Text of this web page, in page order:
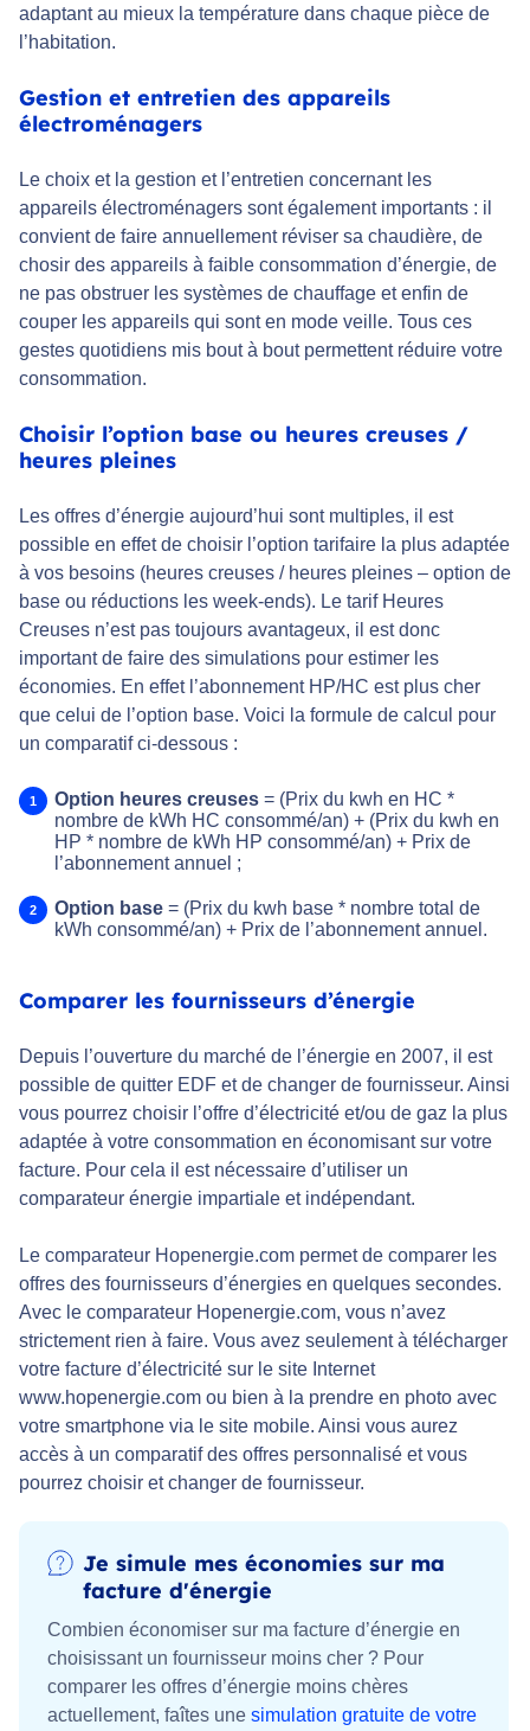
adaptant au mieux la température dans chaque pièce de
l’habitation.
Gestion et entretien des appareils
électroménagers
Le choix et la gestion et l’entretien concernant les
appareils électroménagers sont également importants : il
convient de faire annuellement réviser sa chaudière, de
chosir des appareils à faible consommation d’énergie, de
ne pas obstruer les systèmes de chauffage et enfin de
couper les appareils qui sont en mode veille. Tous ces
gestes quotidiens mis bout à bout permettent réduire votre
consommation.
Choisir l’option base ou heures creuses /
heures pleines
Les offres d’énergie aujourd’hui sont multiples, il est
possible en effet de choisir l’option tarifaire la plus adaptée
à vos besoins (heures creuses / heures pleines – option de
base ou réductions les week-ends). Le tarif Heures
Creuses n’est pas toujours avantageux, il est donc
important de faire des simulations pour estimer les
économies. En effet l’abonnement HP/HC est plus cher
que celui de l’option base. Voici la formule de calcul pour
un comparatif ci-dessous :
Option heures creuses = (Prix du kwh en HC *
nombre de kWh HC consommé/an) + (Prix du kwh en
HP * nombre de kWh HP consommé/an) + Prix de
l’abonnement annuel ;
Option base = (Prix du kwh base * nombre total de
kWh consommé/an) + Prix de l’abonnement annuel.
Comparer les fournisseurs d’énergie
Depuis l’ouverture du marché de l’énergie en 2007, il est
possible de quitter EDF et de changer de fournisseur. Ainsi
vous pourrez choisir l’offre d’électricité et/ou de gaz la plus
adaptée à votre consommation en économisant sur votre
facture. Pour cela il est nécessaire d’utiliser un
comparateur énergie impartiale et indépendant.
Le comparateur Hopenergie.com permet de comparer les
offres des fournisseurs d’énergies en quelques secondes.
Avec le comparateur Hopenergie.com, vous n’avez
strictement rien à faire. Vous avez seulement à télécharger
votre facture d’électricité sur le site Internet
www.hopenergie.com ou bien à la prendre en photo avec
votre smartphone via le site mobile. Ainsi vous aurez
accès à un comparatif des offres personnalisé et vous
pourrez choisir et changer de fournisseur.
Je simule mes économies sur ma
facture d'énergie
Combien économiser sur ma facture d’énergie en
choisissant un fournisseur moins cher ? Pour
comparer les offres d’énergie moins chères
actuellement, faîtes une simulation gratuite de votre